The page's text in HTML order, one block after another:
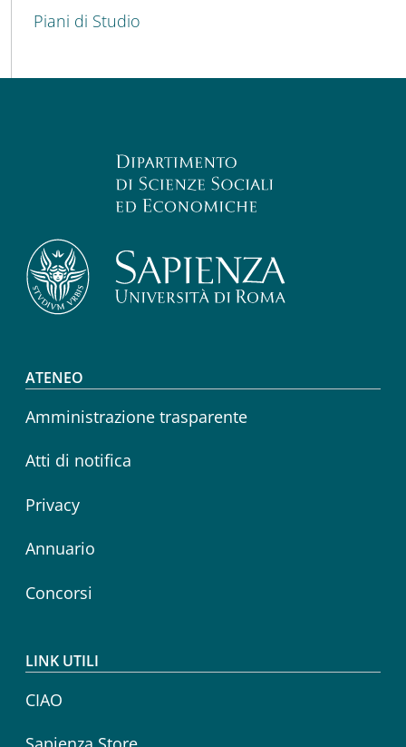
Piani di Studio
Footer menu
ATENEO
Amministrazione trasparente
Atti di notifica
Privacy
Annuario
Concorsi
LINK UTILI
CIAO